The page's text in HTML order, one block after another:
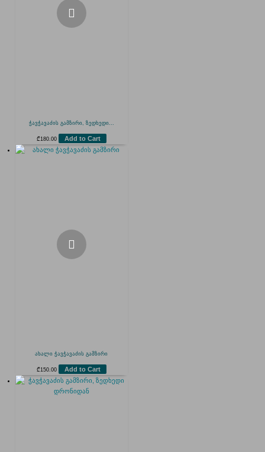
ჭავჭავაძის გამზირი, ზედხედი...
₾ 180.00 Add to Cart
ახალი ჭავჭავაძის გამზირი
₾ 150.00 Add to Cart